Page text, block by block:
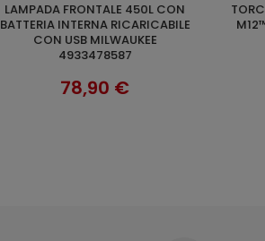
SCOPRI
BATTERIA INTERNA RICARICABILE
CON USB MILWAUKEE
4933478587
78,90 €
TORCIA LED A LUNGA DISTANZA